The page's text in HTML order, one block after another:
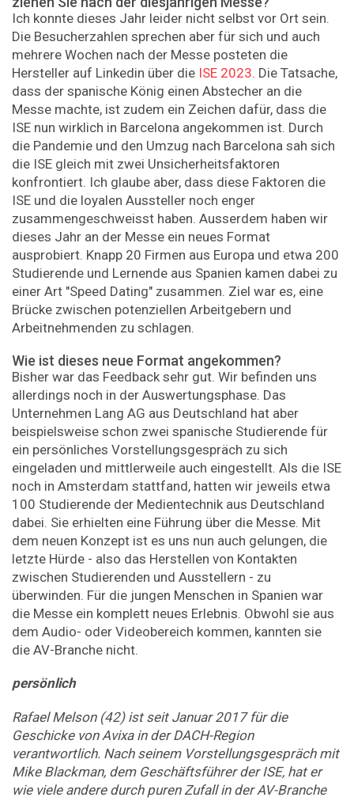
Ich konnte dieses Jahr leider nicht selbst vor Ort sein.
Die Besucherzahlen sprechen aber für sich und auch
mehrere Wochen nach der Messe posteten die
Hersteller auf Linked­in über die ISE 2023. Die Tatsache,
dass der spanische König einen Abstecher an die
Messe machte, ist zudem ein Zeichen dafür, dass die
ISE nun wirklich in Barcelona angekommen ist. Durch
die Pandemie und den Umzug nach Barcelona sah sich
die ISE gleich mit zwei Unsicherheitsfaktoren
konfrontiert. Ich glaube aber, dass diese Faktoren die
ISE und die loyalen Aussteller noch enger
zusammengeschweisst haben. Ausserdem haben wir
dieses Jahr an der Messe ein neues Format
ausprobiert. Knapp 20 Firmen aus Europa und etwa 200
Studierende und Lernende aus Spanien kamen dabei zu
einer Art "Speed Dating" zusammen. Ziel war es, eine
Brücke zwischen potenziellen Arbeitgebern und
Arbeitnehmenden zu schlagen.
Wie ist dieses neue Format angekommen?
Bisher war das Feedback sehr gut. Wir befinden uns
allerdings noch in der Auswertungsphase. Das
Unternehmen Lang AG aus Deutschland hat aber
beispielsweise schon zwei spanische Studierende für
ein persönliches Vorstellungsgespräch zu sich
eingeladen und mittlerweile auch eingestellt. Als die ISE
noch in Amsterdam stattfand, hatten wir jeweils etwa
100 Studierende der Medientechnik aus Deutschland
dabei. Sie erhielten eine Führung über die Messe. Mit
dem neuen Konzept ist es uns nun auch gelungen, die
letzte Hürde - also das Herstellen von Kontakten
zwischen Studierenden und Ausstellern - zu
überwinden. Für die jungen Menschen in Spanien war
die Messe ein komplett neues Erlebnis. Obwohl sie aus
dem Audio- oder Videobereich kommen, kannten sie
die AV-Branche nicht.
persönlich
Rafael Melson (42) ist seit Januar 2017 für die
Geschicke von Avixa in der DACH-Region
verantwortlich. Nach seinem Vorstellungsgespräch mit
Mike Blackman, dem Geschäftsführer der ISE, hat er
wie viele andere durch puren Zufall in der AV-Branche